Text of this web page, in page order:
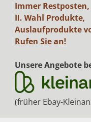
Immer Restposten,
II. Wahl Produkte,
Auslaufprodukte
Rufen Sie an!
Unsere Angebote
(früher Ebay-